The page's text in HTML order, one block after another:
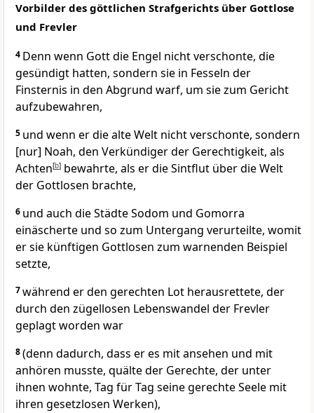
Vorbilder des göttlichen Strafgerichts über Gottlose
und Frevler
4 Denn wenn Gott die Engel nicht verschonte, die
gesündigt hatten, sondern sie in Fesseln der
Finsternis in den Abgrund warf, um sie zum Gericht
aufzubewahren,
5 und wenn er die alte Welt nicht verschonte, sondern
[nur] Noah, den Verkündiger der Gerechtigkeit, als
Achten[b] bewahrte, als er die Sintflut über die Welt
der Gottlosen brachte,
6 und auch die Städte Sodom und Gomorra
einäscherte und so zum Untergang verurteilte, womit
er sie künftigen Gottlosen zum warnenden Beispiel
setzte,
7während er den gerechten Lot herausrettete, der
durch den zügellosen Lebenswandel der Frevler
geplagt worden war
8(denn dadurch, dass er es mit ansehen und mit
anhören musste, quälte der Gerechte, der unter
ihnen wohnte, Tag für Tag seine gerechte Seele mit
ihren gesetzlosen Werken),